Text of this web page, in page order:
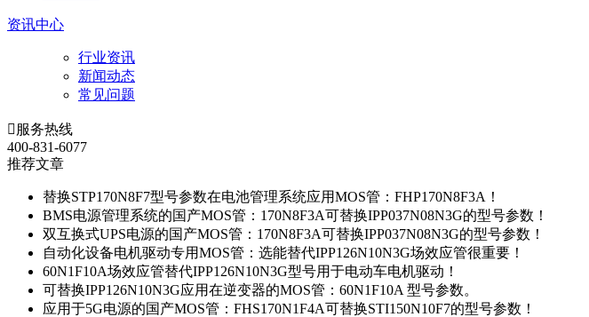
资讯中心
行业资讯
新闻动态
常见问题
 服务热线
400-831-6077
推荐文章
替换STP170N8F7型号参数在电池管理系统应用MOS管：FHP170N8F3A！
BMS电源管理系统的国产MOS管：170N8F3A可替换IPP037N08N3G的型号参数！
双互换式UPS电源的国产MOS管：170N8F3A可替换IPP037N08N3G的型号参数！
自动化设备电机驱动专用MOS管：选能替代IPP126N10N3G场效应管很重要！
60N1F10A场效应管替代IPP126N10N3G型号用于电动车电机驱动！
可替换IPP126N10N3G应用在逆变器的MOS管：60N1F10A 型号参数。
应用于5G电源的国产MOS管：FHS170N1F4A可替换STI150N10F7的型号参数！